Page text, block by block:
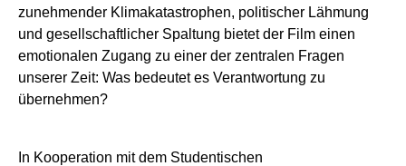
zunehmender Klimakatastrophen, politischer Lähmung
und gesellschaftlicher Spaltung bietet der Film einen
emotionalen Zugang zu einer der zentralen Fragen
unserer Zeit: Was bedeutet es Verantwortung zu
übernehmen?
In Kooperation mit dem Studentischen